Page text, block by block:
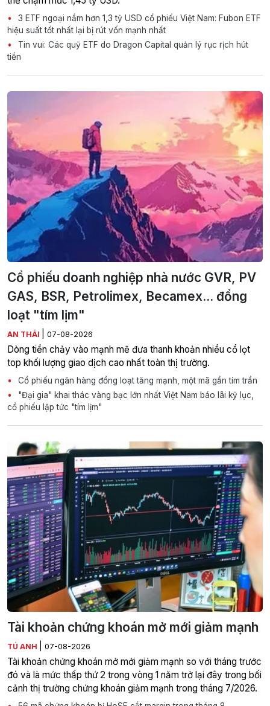
3 ETF ngoại nắm hơn 1,3 tỷ USD cổ phiếu Việt Nam: Fubon ETF
hiệu suất tốt nhất lại bị rút vốn mạnh nhất
Tin vui: Các quỹ ETF do Dragon Capital quản lý rục rịch hút
tiền
Cổ phiếu doanh nghiệp nhà nước GVR, PV
GAS, BSR, Petrolimex, Becamex... đồng
loạt "tím lịm"
AN THÁI 07-08-2026
Dòng tiền chảy vào mạnh mẽ đưa thanh khoản nhiều cổ lọt
top khối lượng giao dịch cao nhất toàn thị trường.
Cổ phiếu ngân hàng đồng loạt tăng mạnh, một mã gần tím trần
"Đại gia" khai thác vàng bạc lớn nhất Việt Nam báo lãi kỷ lục,
cổ phiếu lập tức "tím lịm"
Tài khoản chứng khoán mở mới giảm mạnh
TÚ ANH 07-08-2026
Tài khoản chứng khoán mở mới giảm mạnh so với tháng trước
đó và là mức thấp thứ 2 trong vòng 1 năm trở lại đây trong bối
cảnh thị trường chứng khoán giảm mạnh trong tháng 7/2026.